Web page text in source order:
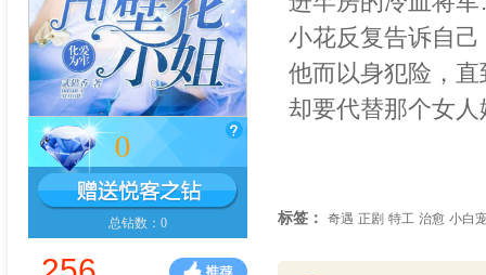
0
总钻数：0
小花反复告诉自
他而以身犯险，
却要代替那个女
标签： 奇遇 正剧 特工 治愈 小白